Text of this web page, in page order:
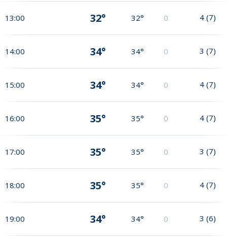
13:00 32° 32° 0 4 (7)
14:00 34° 34° 0 3 (7)
15:00 34° 34° 0 4 (7)
16:00 35° 35° 0 4 (7)
17:00 35° 35° 0 3 (7)
18:00 35° 35° 0 4 (7)
19:00 34° 34° 0 3 (6)